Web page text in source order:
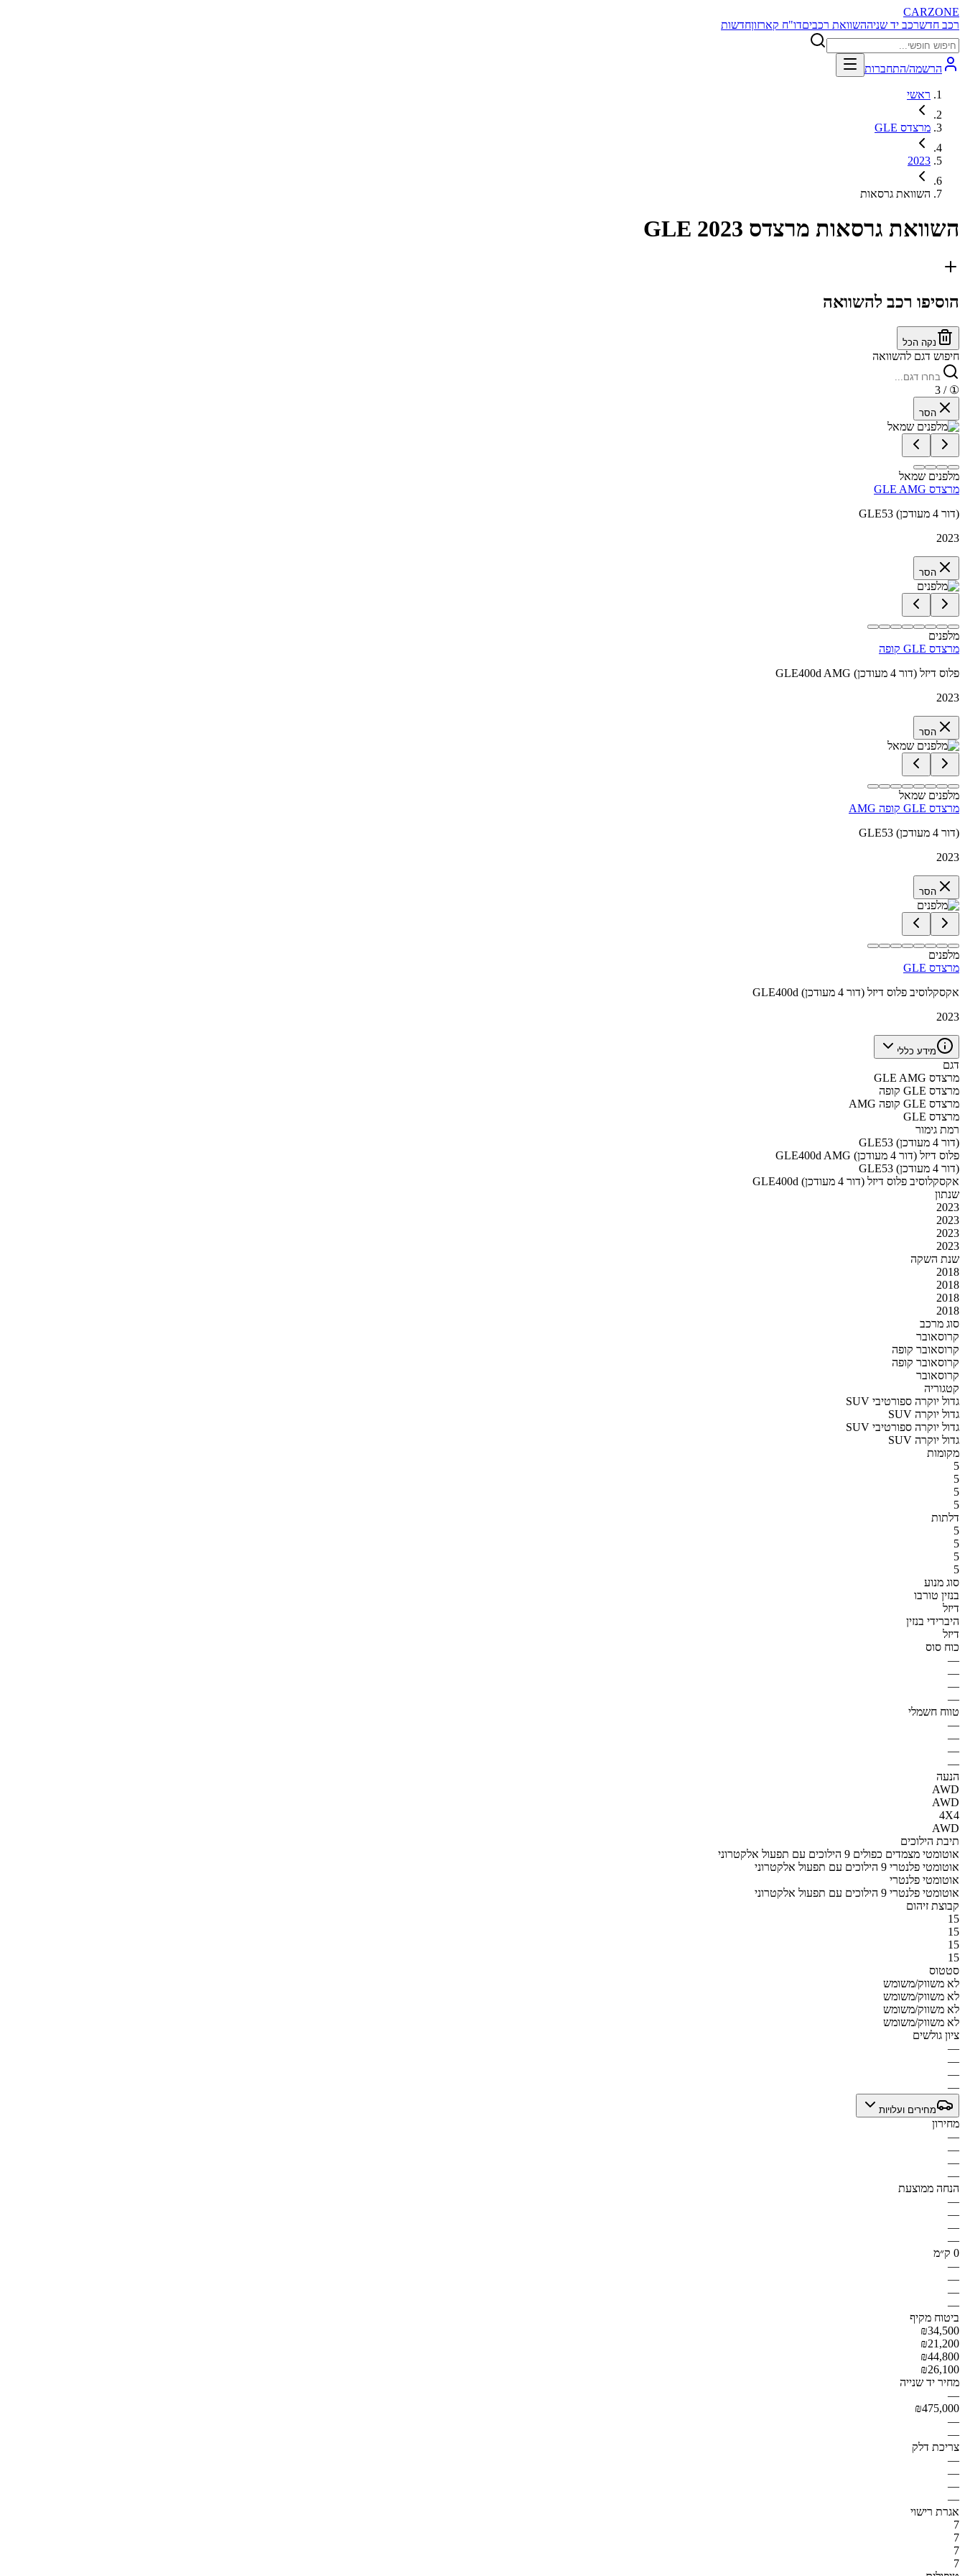
CARZONE
רכב חדשרכב יד שניההשוואת רכביםדו"ח קארזוןחדשות
הרשמה/התחברות
ראשי
מרצדס GLE
2023
השוואת גרסאות
השוואת גרסאות מרצדס GLE 2023
הוסיפו רכב להשוואה
נקה הכל
חיפוש דגם להשוואה
①
/ 3
הסר
מלפנים שמאל
מרצדס GLE AMG
GLE53 (דור 4 מעודכן)
2023
הסר
מלפנים
מרצדס GLE קופה
GLE400d AMG פלוס דיזל (דור 4 מעודכן)
2023
הסר
מלפנים שמאל
מרצדס GLE קופה AMG
GLE53 (דור 4 מעודכן)
2023
הסר
מלפנים
מרצדס GLE
GLE400d אקסקלוסיב פלוס דיזל (דור 4 מעודכן)
2023
מידע כללי
דגם
מרצדס GLE AMG
מרצדס GLE קופה
מרצדס GLE קופה AMG
מרצדס GLE
רמת גימור
GLE53 (דור 4 מעודכן)
GLE400d AMG פלוס דיזל (דור 4 מעודכן)
GLE53 (דור 4 מעודכן)
GLE400d אקסקלוסיב פלוס דיזל (דור 4 מעודכן)
שנתון
2023
2023
2023
2023
שנת השקה
2018
2018
2018
2018
סוג מרכב
קרוסאובר
קרוסאובר קופה
קרוסאובר קופה
קרוסאובר
קטגוריה
SUV גדול יוקרה ספורטיבי
SUV גדול יוקרה
SUV גדול יוקרה ספורטיבי
SUV גדול יוקרה
מקומות
5
5
5
5
דלתות
5
5
5
5
סוג מנוע
בנזין טורבו
דיזל
היברידי בנזין
דיזל
כוח סוס
—
—
—
—
טווח חשמלי
—
—
—
—
הנעה
AWD
AWD
4X4
AWD
תיבת הילוכים
אוטומטי מצמדים כפולים 9 הילוכים עם תפעול אלקטרוני
אוטומטי פלנטרי 9 הילוכים עם תפעול אלקטרוני
אוטומטי פלנטרי
אוטומטי פלנטרי 9 הילוכים עם תפעול אלקטרוני
קבוצת זיהום
15
15
15
15
סטטוס
לא משווק/משומש
לא משווק/משומש
לא משווק/משומש
לא משווק/משומש
ציון גולשים
—
—
—
—
מחירים ועלויות
מחירון
—
—
—
—
הנחה ממוצעת
—
—
—
—
0 ק״מ
—
—
—
—
ביטוח מקיף
₪34,500
₪21,200
₪44,800
₪26,100
מחיר יד שנייה
—
₪475,000
—
—
צריכת דלק
—
—
—
—
אגרת רישוי
7
7
7
7